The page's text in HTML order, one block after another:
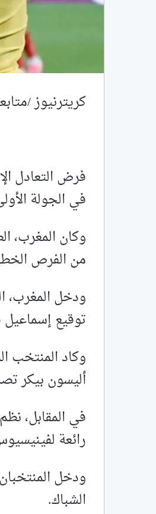
كريترنيوز /
في الجولة
وكان المغرب،
من الفرص
ودخل
توقيع إسماعيل
وكاد المنتخب
أليسون بيكر
في المقابل،
رائعة لفينيسيوس جونيور
ودخل
الشباك.